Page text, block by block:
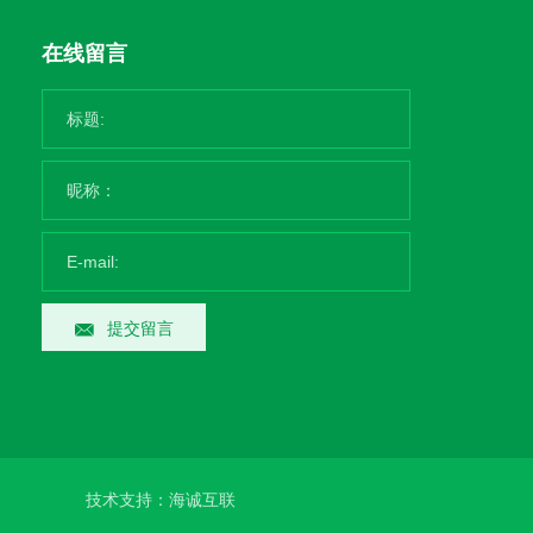
在线留言
提交留言
技术支持：海诚互联